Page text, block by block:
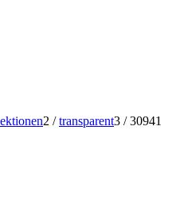
2 / transparent3 / 30941